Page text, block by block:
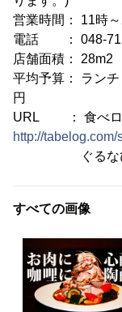
営業時間： 11時
電話 ： 048-
店舗面積： 28m2
平均予算： ラン
円
URL ： 食べロ
http://
ぐるな
すべての画像